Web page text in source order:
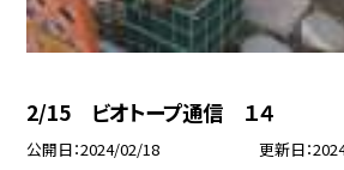
2/15 ビオトープ通信 １４
公開日 2024/02/18 更新日